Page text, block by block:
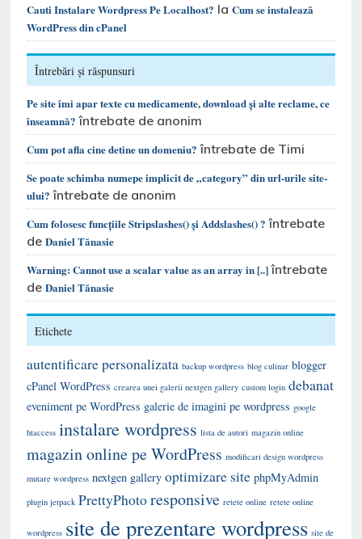
Cauti Instalare Wordpress Pe Localhost? laCum se instalează
WordPress din cPanel
Întrebări și răspunsuri
Pe site îmi apar texte cu medicamente, download și alte reclame, ce
înseamnă? întrebate de anonim
Cum pot afla cine detine un domeniu? întrebate de Timi
Se poate schimba numepe implicit de „category” din url-urile site-
ului? întrebate de anonim
Cum folosesc funcțiile Stripslashes() și Addslashes() ? întrebate
deDaniel Tănasie
Warning: Cannot use a scalar value as an array in [..]întrebate
deDaniel Tănasie
Etichete
autentificare personalizata backup wordpress blog culinar blogger
cPanel WordPress crearea unei galerii nextgen gallery custom login debanat
eveniment pe WordPress galerie de imagini pe wordpress google
htaccess instalare wordpress lista de autori magazin online
magazin online pe WordPress modificari design wordpress
mutare wordpress nextgen gallery optimizare site phpMyAdmin
plugin jetpack PrettyPhotoresponsive retete online retete online
wordpress site de prezentare wordpress site de